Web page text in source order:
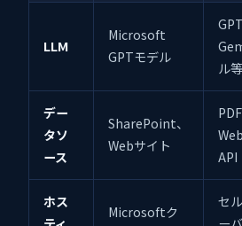
LLM
Microsoft
GPTモデル
ル等
デー
タソ
ース
SharePoint、
Webサイト
API
ホス
Microsoftク
セ